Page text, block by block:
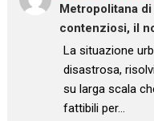
Metropolitana
contenziosi, il
: “La situazione
disastrosa,
su larga scala
fattibili per…
”